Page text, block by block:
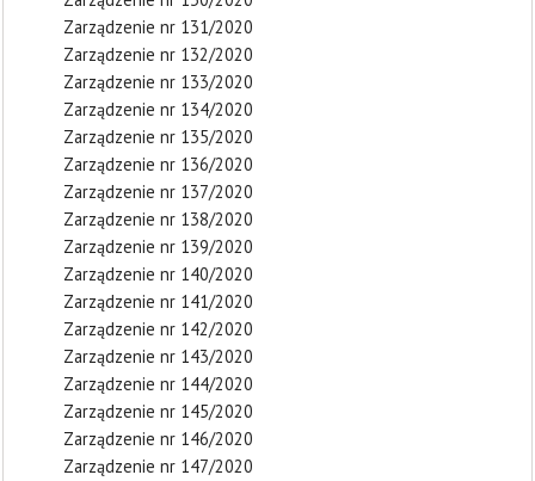
Zarządzenie nr 131/2020
Zarządzenie nr 132/2020
Zarządzenie nr 133/2020
Zarządzenie nr 134/2020
Zarządzenie nr 135/2020
Zarządzenie nr 136/2020
Zarządzenie nr 137/2020
Zarządzenie nr 138/2020
Zarządzenie nr 139/2020
Zarządzenie nr 140/2020
Zarządzenie nr 141/2020
Zarządzenie nr 142/2020
Zarządzenie nr 143/2020
Zarządzenie nr 144/2020
Zarządzenie nr 145/2020
Zarządzenie nr 146/2020
Zarządzenie nr 147/2020